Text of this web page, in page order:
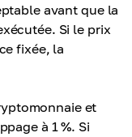
avant que la
Si le prix
fixée, la
et
à 1 %. Si